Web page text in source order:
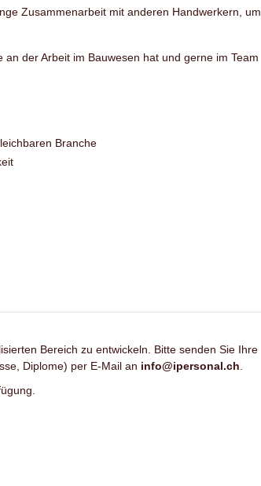
Zusammenarbeit mit anderen Handwerkern, um
der Arbeit im Bauwesen hat und gerne im Team
Branche
Bereich zu entwickeln. Bitte senden Sie Ihre
Diplome) per E-Mail an info@ipersonal.ch